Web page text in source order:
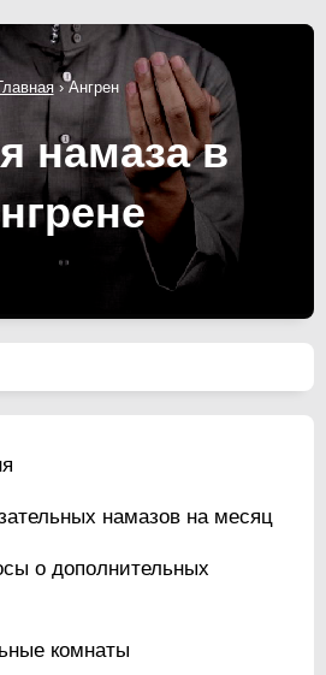
›Ангрен
намаза в
намазов на месяц
о дополнительных
комнаты